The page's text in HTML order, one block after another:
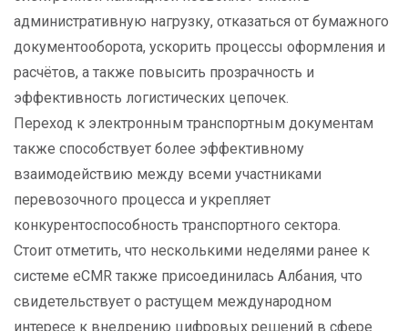
административную нагрузку, отказаться от бумажного
документооборота, ускорить процессы оформления и
расчётов, а также повысить прозрачность и
эффективность логистических цепочек.
Переход к электронным транспортным документам
также способствует более эффективному
взаимодействию между всеми участниками
перевозочного процесса и укрепляет
конкурентоспособность транспортного сектора.
Стоит отметить, что несколькими неделями ранее к
системе eCMR также присоединилась Албания, что
свидетельствует о растущем международном
интересе к внедрению цифровых решений в сфере